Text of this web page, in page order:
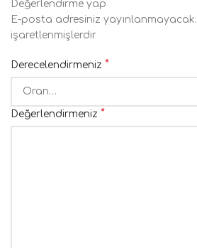
Değerlendirme yap
E-posta adresiniz yayınlanmayacak.
işaretlenmişlerdir
Derecelendirmeniz *
Değerlendirmeniz *